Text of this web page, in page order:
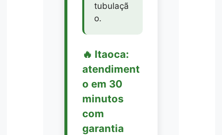
tubulaçã
o.
🔥 Itaoca:
atendiment
o em 30
minutos
com
garantia